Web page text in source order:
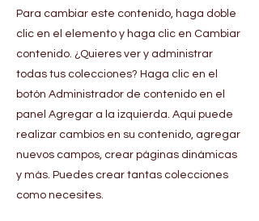
Para cambiar este contenido, haga doble
clic en el elemento y haga clic en Cambiar
contenido. ¿Quieres ver y administrar
todas tus colecciones? Haga clic en el
botón Administrador de contenido en el
panel Agregar a la izquierda. Aquí puede
realizar cambios en su contenido, agregar
nuevos campos, crear páginas dinámicas
y más. Puedes crear tantas colecciones
como necesites.